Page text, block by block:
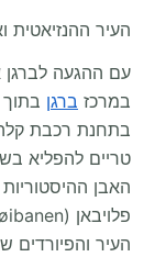
העיר ההנזיאטית
עם ההגעה לברגן
במרכז ברגן
בתחנת רכבת
טריים להפליא
האבן
העיר והפיורדים